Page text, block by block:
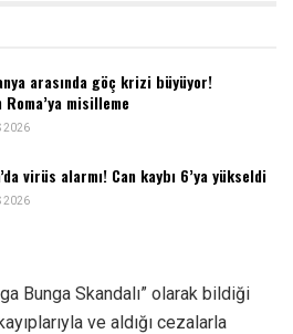
arasında göç krizi büyüyor!
Roma’ya misilleme
2026
virüs alarmı! Can kaybı 6’ya yükseldi
2026
Bunga Skandalı” olarak bildiği
ve aldığı cezalarla